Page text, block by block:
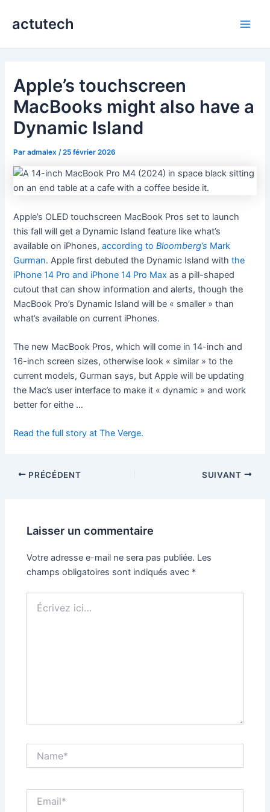
actutech
Apple’s touchscreen
MacBooks might also have a
Dynamic Island
Paradmalex /25 février 2026
Apple’s OLED touchscreen MacBook Pros set to launch
this fall will get a Dynamic Island feature like what’s
available on iPhones,according toBloomberg’s Mark
Gurman. Apple first debuted the Dynamic Island withthe
iPhone 14 Pro and iPhone 14 Pro Max as a pill-shaped
cutout that can show information and alerts, though the
MacBook Pro’s Dynamic Island will be « smaller » than
what’s available on current iPhones.
The new MacBook Pros, which will come in 14-inch and
16-inch screen sizes, otherwise look « similar » to the
current models, Gurman says, but Apple will be updating
the Mac’s user interface to make it « dynamic » and work
better for eithe …
Read the full story at The Verge.
PRÉCÉDENT SUIVANT
Laisser un commentaire
Votre adresse e-mail ne sera pas publiée. Les
champs obligatoires sont indiqués avec *
ici…